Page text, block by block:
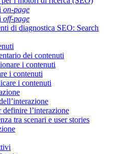
on-page
off-page
di diagnostica SEO: Search
dei contenuti
i contenuti
i contenuti
i contenuti
definire l’interazione
tra scenari e user stories